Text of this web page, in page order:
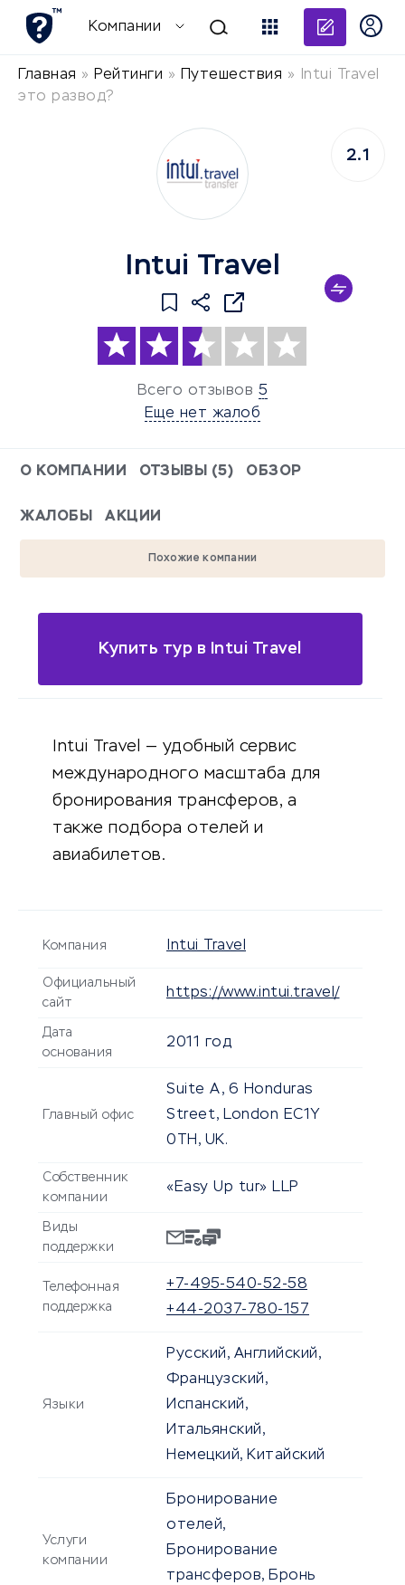
Компании
Главная » Рейтинги » Путешествия »
Intui Travel
это развод?
Intui Travel
Всего отзывов 5
Еще нет жалоб
2.1
О КОМПАНИИ ОТЗЫВЫ (5) ОБЗОР
ЖАЛОБЫ АКЦИИ
Похожие компании
Купить тур в Intui Travel
Intui Travel — удобный сервис
международного масштаба для
бронирования трансферов, а
также подбора отелей и
авиабилетов.
Компания Intui Travel
Официальный
сайт
https://www.intui.travel/
Дата
основания
2011 год
Главный офис
Suite A, 6 Honduras
Street, London EC1Y
0TH, UK.
Собственник
компании
«Easy Up tur» LLP
Виды
поддержки
Телефонная
поддержка
+7-495-540-52-58
+44-2037-780-157
Языки
Русский, Английский,
Французский,
Испанский,
Итальянский,
Немецкий, Китайский
Услуги
компании
Бронирование
отелей,
Бронирование
трансферов, Бронь